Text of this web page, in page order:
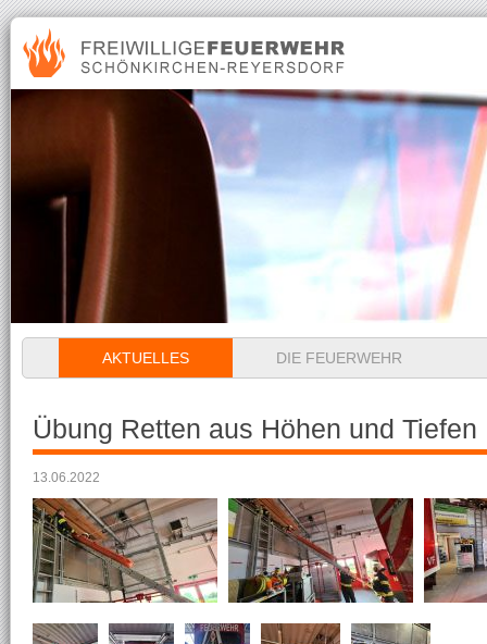
Navigation
AKTUELLES DIE FEUERWEHR
Übung Retten aus Höhen und Tiefen
13.06.2022